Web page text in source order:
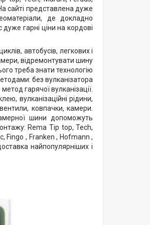
сайті представлена дуже
де докладно
гарні ціни на кордові
автобусів, легкових і
відремонтувати шину
треба знати технологію
без вулканізатора
гарячої вулканізації.
вулканізаційні рідини,
ковпачки, камери.
шини допоможуть
Rema Tip top, Tech,
Fingo , Franken , Hofmann ,
найпопулярніших і